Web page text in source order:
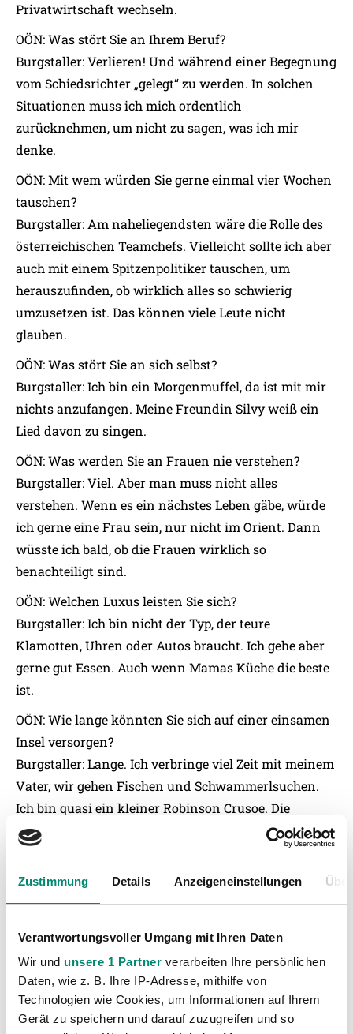
Zustimmung Details Anzeigeneinstellungen
Verantwortungsvoller Umgang mit Ihren Daten
Wir und unsere 1 Partner verarbeiten Ihre persönlichen
Daten, wie z. B. Ihre IP-Adresse, mithilfe von
Technologien wie Cookies, um Informationen auf Ihrem
Gerät zu speichern und darauf zuzugreifen und so
Privatwirtschaft wechseln.
OÖN: Was stört Sie an Ihrem Beruf?
Burgstaller: Verlieren! Und während einer Begegnung
vom Schiedsrichter „gelegt“ zu werden. In solchen
Situationen muss ich mich ordentlich
zurücknehmen, um nicht zu sagen, was ich mir
denke.
OÖN: Mit wem würden Sie gerne einmal vier Wochen
tauschen?
Burgstaller: Am naheliegendsten wäre die Rolle des
österreichischen Teamchefs. Vielleicht sollte ich aber
auch mit einem Spitzenpolitiker tauschen, um
herauszufinden, ob wirklich alles so schwierig
umzusetzen ist. Das können viele Leute nicht
glauben.
OÖN: Was stört Sie an sich selbst?
Burgstaller: Ich bin ein Morgenmuffel, da ist mit mir
nichts anzufangen. Meine Freundin Silvy weiß ein
Lied davon zu singen.
OÖN: Was werden Sie an Frauen nie verstehen?
Burgstaller: Viel. Aber man muss nicht alles
verstehen. Wenn es ein nächstes Leben gäbe, würde
ich gerne eine Frau sein, nur nicht im Orient. Dann
wüsste ich bald, ob die Frauen wirklich so
benachteiligt sind.
OÖN: Welchen Luxus leisten Sie sich?
Burgstaller: Ich bin nicht der Typ, der teure
Klamotten, Uhren oder Autos braucht. Ich gehe aber
gerne gut Essen. Auch wenn Mamas Küche die beste
ist.
OÖN: Wie lange könnten Sie sich auf einer einsamen
Insel versorgen?
Burgstaller: Lange. Ich verbringe viel Zeit mit meinem
Vater, wir gehen Fischen und Schwammerlsuchen.
Ich bin quasi ein kleiner Robinson Crusoe. Die
Kindermilchschnitte im Kühlschrank würde mir aber
QUELLE:www.nachrichten.at